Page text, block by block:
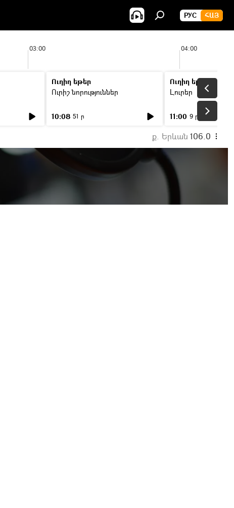
РУС ՀԱՅ
03:00 04:00
Ուղիղ եթեր
Ուրիշ նորություններ
10:08 51 ր
Ուղիղ եթեր
Լուրեր
11:00 9 ր
ք. Երևան 106.0